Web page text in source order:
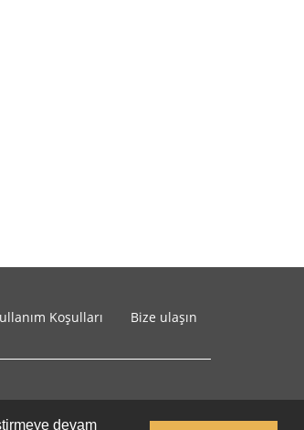
devam
Koşulları Bize ulaşın